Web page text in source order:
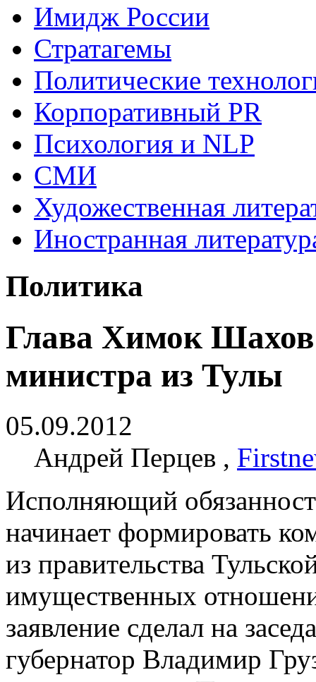
Имидж России
Стратагемы
Политические
Корпоративный PR
Психология и NLP
СМИ
Художественная
Иностранная
Политика
Глава Химок
министра из Тулы
05.09.2012
Андрей Перцев ,
Исполняющий
начинает формировать
из правительства
имущественных
заявление сделал на
губернатор Владимир